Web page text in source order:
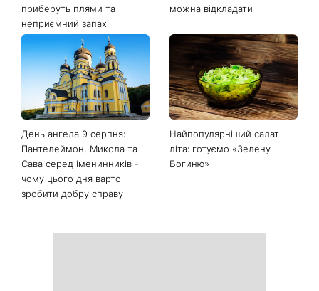
приберуть плями та
неприємний запах
можна відкладати
День ангела 9 серпня:
Пантелеймон, Микола та
Сава серед іменинників -
чому цього дня варто
зробити добру справу
Найпопулярніший салат
літа: готуємо «Зелену
Богиню»